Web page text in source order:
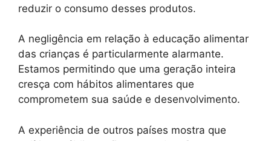
reduzir o consumo desses produtos.
A negligência em relação à educação alimentar
das crianças é particularmente alarmante.
Estamos permitindo que uma geração inteira
cresça com hábitos alimentares que
comprometem sua saúde e desenvolvimento.
A experiência de outros países mostra que